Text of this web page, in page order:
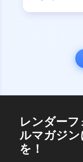
レンダー
ルマガジ
を！